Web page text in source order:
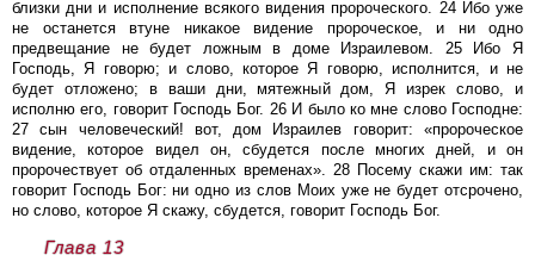
близки дни и исполнение всякого видения пророческого. 24 Ибо уже
не останется втуне никакое видение пророческое, и ни одно
предвещание не будет ложным в доме Израилевом. 25 Ибо Я
Господь, Я говорю; и слово, которое Я говорю, исполнится, и не
будет отложено; в ваши дни, мятежный дом, Я изрек слово, и
исполню его, говорит Господь Бог. 26 И было ко мне слово Господне:
27 сын человеческий! вот, дом Израилев говорит: «пророческое
видение, которое видел он, сбудется после многих дней, и он
пророчествует об отдаленных временах». 28 Посему скажи им: так
говорит Господь Бог: ни одно из слов Моих уже не будет отсрочено,
но слово, которое Я скажу, сбудется, говорит Господь Бог.
Глава 13